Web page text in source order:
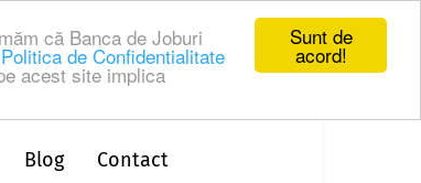
Sunt de
acord!
că Banca de Joburi
Politica de Confidentialitate
acest site implica
Blog Contact